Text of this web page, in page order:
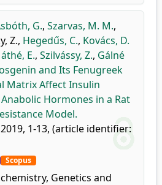
G., Szarvas, M. M.,
Z., Hegedűs, C., Kovács, D.
E., Szilvássy, Z., Gálné
and Its Fenugreek
Matrix Affect Insulin
Hormones in a Rat
Model.
2019, 1-13, (article identifier:
Scopus
Genetics and